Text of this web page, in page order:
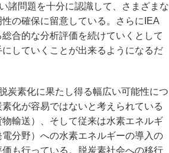
諸問題を十分に認識して、さまざまな
の確保に留意している。さらにIEA
合的な分析評価を続けていくとして
していくことが出来るようになるだ
炭素化に果たし得る幅広い可能性につ
化が容易ではないと考えられている
輸送）、そして従来は水素エネルギ
分野）への水素エネルギーの導入の
も行っている。脱炭素社会への移行